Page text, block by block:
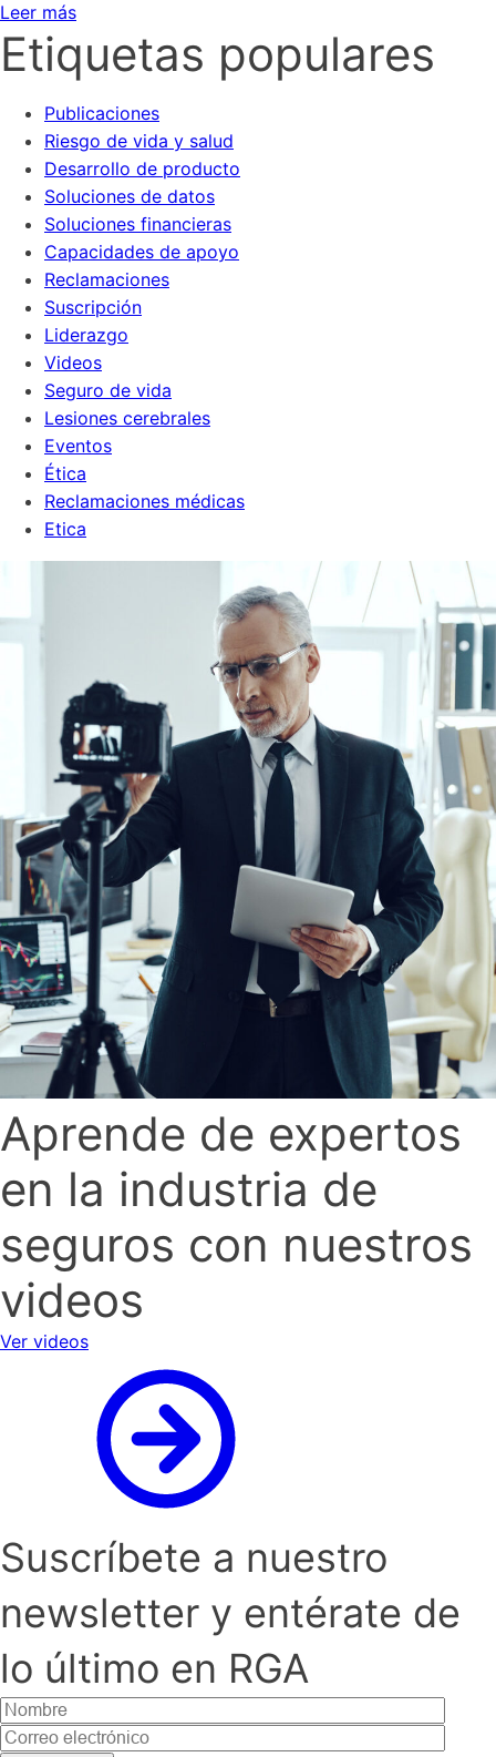
Leer más
Etiquetas populares
Publicaciones
Riesgo de vida y salud
Desarrollo de producto
Soluciones de datos
Soluciones financieras
Capacidades de apoyo
Reclamaciones
Suscripción
Liderazgo
Videos
Seguro de vida
Lesiones cerebrales
Eventos
Ética
Reclamaciones médicas
Etica
Aprende de expertos
en la industria de
seguros con nuestros
videos
Ver videos
Suscríbete a nuestro
newsletter y entérate de
lo último en RGA